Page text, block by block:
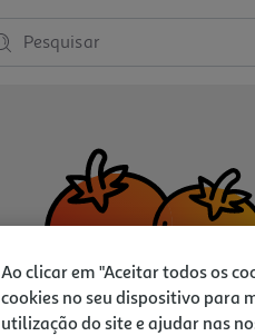
Pesquisar
Ao clicar em "Aceitar todos os
cookies no seu dispositivo para
utilização do site e ajudar nas